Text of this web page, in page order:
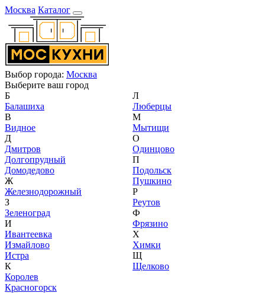
Москва Каталог
Выбор города: Москва
Выберите ваш город
Б
Балашиха
В
Видное
Д
Дмитров
Долгопрудный
Домодедово
Ж
Железнодорожный
З
Зеленоград
И
Ивантеевка
Измайлово
Истра
К
Королев
Красногорск
Л
Люберцы
М
Мытищи
О
Одинцово
П
Подольск
Пушкино
Р
Реутов
Ф
Фрязино
Х
Химки
Щ
Щелково